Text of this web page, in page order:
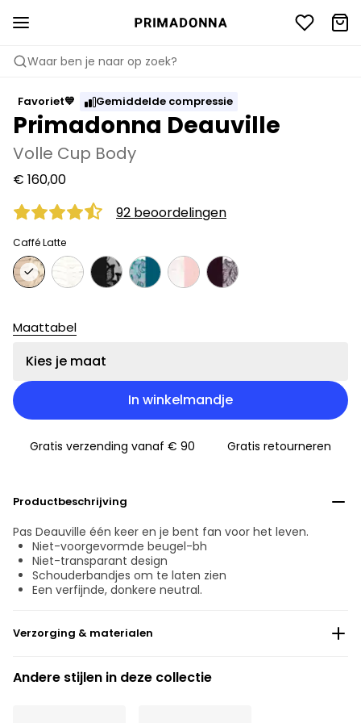
Waar ben je naar op zoek?
Favoriet💙 Gemiddelde compressie
Primadonna Deauville
Volle Cup Body
€ 160,00
92 beoordelingen
Caffé Latte
Maattabel
Kies je maat
In winkelmandje
Gratis verzending vanaf € 90 Gratis retourneren
Productbeschrijving
Pas Deauville één keer en je bent fan voor het leven.
Niet-voorgevormde beugel-bh
Niet-transparant design
Schouderbandjes om te laten zien
Een verfijnde, donkere neutral.
Verzorging & materialen
Geen professionele reiniging
Andere stijlen in deze collectie